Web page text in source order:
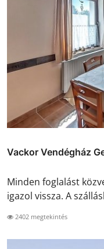
Vackor Vendégház
Minden foglalást
igazol vissza. A
2402 megtekintés